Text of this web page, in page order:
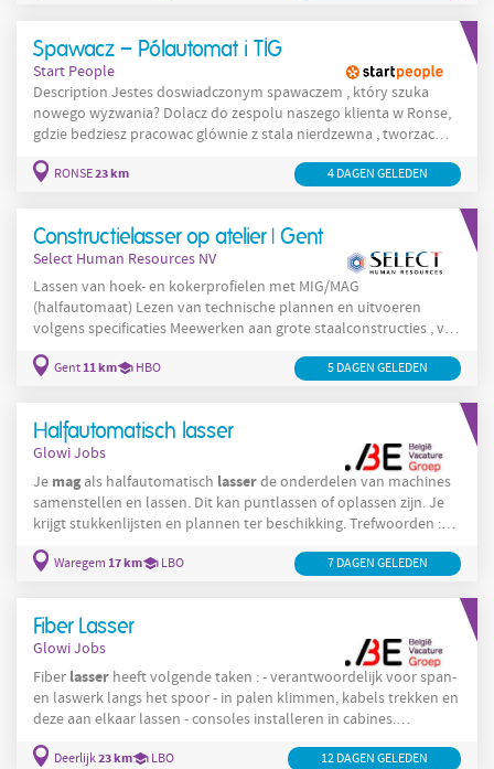
Spawacz – Pólautomat i TIG
Start People
Description Jestes doswiadczonym spawaczem , który szuka
nowego wyzwania? Dolacz do zespolu naszego klienta w Ronse,
gdzie bedziesz pracowac glównie z stala nierdzewna , tworzac
produkty najwyzszej jakosci. Twoje codzienne obowiazki beda
obejmowac: Spawanie elementów ze stali i stali nierdzewnej,
RONSE23 km 4 DAGEN GELEDEN
Constructielasser op atelier | Gent
Select Human Resources NV
Lassen van hoek- en kokerprofielen met MIG/MAG
(halfautomaat) Lezen van technische plannen en uitvoeren
volgens specificaties Meewerken aan grote staalconstructies , van
begin tot eind Werken in een vast team op locatie of in de
werkplaats
Gent11 km HBO 5 DAGEN GELEDEN
Halfautomatisch lasser
Glowi Jobs
Je magals halfautomatisch lasserde onderdelen van machines
samenstellen en lassen. Dit kan puntlassen of oplassen zijn. Je
krijgt stukkenlijsten en plannen ter beschikking. Trefwoorden :
lassen, halfautomatisch, plan lezen.
Waregem 17 km LBO 7 DAGEN GELEDEN
Fiber Lasser
Glowi Jobs
Fiber lasser heeft volgende taken : - verantwoordelijk voor span-
en laswerk langs het spoor - in palen klimmen, kabels trekken en
deze aan elkaar lassen - consoles installeren in cabines.
Trefwoorden : fiber, spoorweg, hoogte.
Deerlijk23 km LBO 12 DAGEN GELEDEN